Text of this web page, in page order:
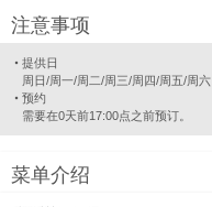
注意事项
提供日
周日/周一/周二/周三/周四/周五/周六
预约
需要在0天前17:00点之前预订。
菜单介绍